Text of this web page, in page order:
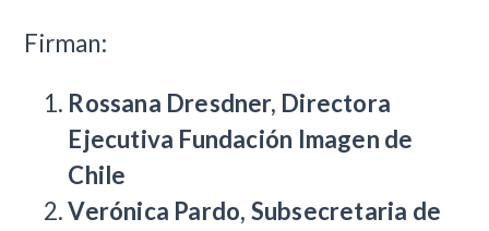
Firman:
Rossana Dresdner, Directora
Ejecutiva Fundación Imagen de
Chile
Verónica Pardo, Subsecretaria de